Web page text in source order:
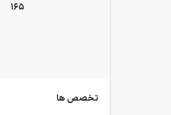
165
تخصص ها